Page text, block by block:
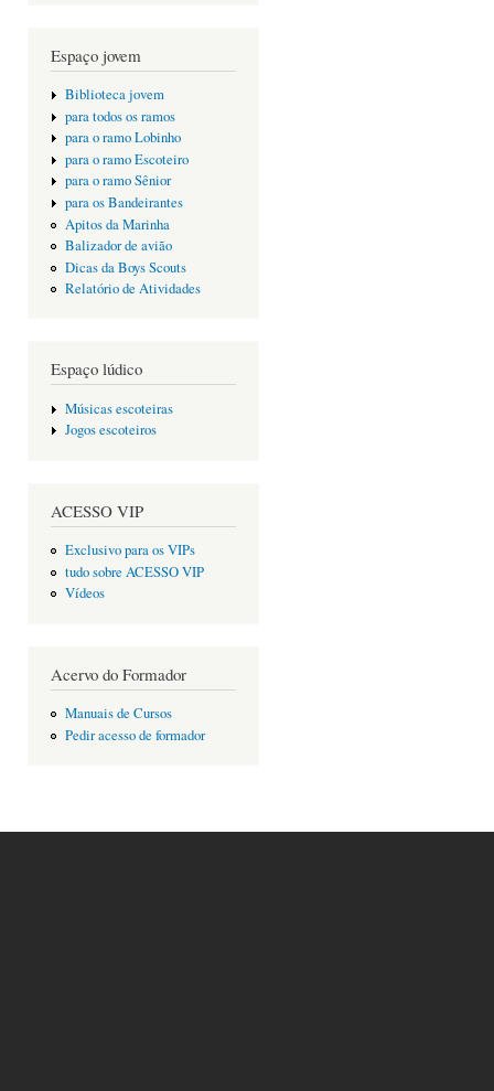
Espaço jovem
Biblioteca jovem
para todos os ramos
para o ramo Lobinho
para o ramo Escoteiro
para o ramo Sênior
para os Bandeirantes
Apitos da Marinha
Balizador de avião
Dicas da Boys Scouts
Relatório de Atividades
Espaço lúdico
Músicas escoteiras
Jogos escoteiros
ACESSO VIP
Exclusivo para os VIPs
tudo sobre ACESSO VIP
Vídeos
Acervo do Formador
Manuais de Cursos
Pedir acesso de formador